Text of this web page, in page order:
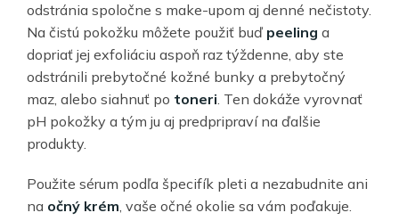
odstránia spoločne s make-upom aj denné nečistoty.
Na čistú pokožku môžete použiť buď peeling a
dopriať jej exfoliáciu aspoň raz týždenne, aby ste
odstránili prebytočné kožné bunky a prebytočný
maz, alebo siahnuť po toneri. Ten dokáže vyrovnať
pH pokožky a tým ju aj predpripraví na ďalšie
produkty.
Použite sérum podľa špecifík pleti a nezabudnite ani
na očný krém, vaše očné okolie sa vám poďakuje.